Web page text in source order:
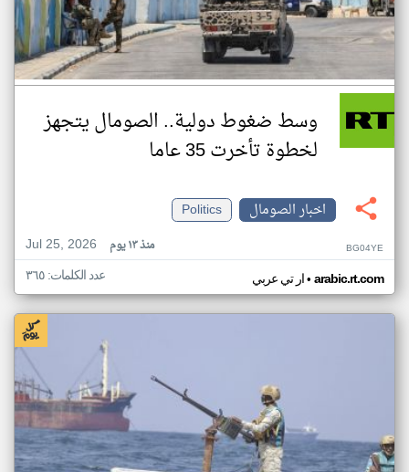
وسط ضغوط دولية.. الصومال يتجهز
لخطوة تأخرت 35 عاما
اخبار الصومال
Politics
Jul 25, 2026
منذ ١٣ يوم BG04YE
ار تي عربي• arabic.rt.com عدد الكلمات: ٣٦٥